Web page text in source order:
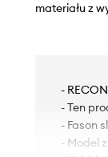
materiału z
-
- Ten
- Fason
- Model